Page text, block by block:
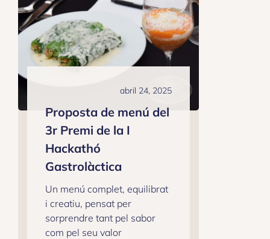
abril 24, 2025
Proposta de menú del
3r Premi de la I
Hackathó
Gastrolàctica
Un menú complet, equilibrat
i creatiu, pensat per
sorprendre tant pel sabor
com pel seu valor